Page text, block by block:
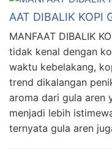
AAT DIBALIK KOPI
MANFAAT DIBALIK
tidak kenal dengan
waktu kebelakang,
trend dikalangan
aroma dari gula aren
menjadi lebih
ternyata gula aren